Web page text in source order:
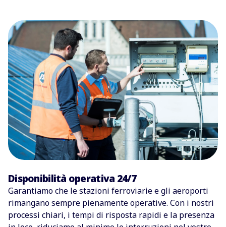
Disponibilità operativa 24/7
Garantiamo che le stazioni ferroviarie e gli aeroporti
rimanganosempre pienamente operative. Con i nostri
processi chiari, i tempi di risposta rapidi e la presenza